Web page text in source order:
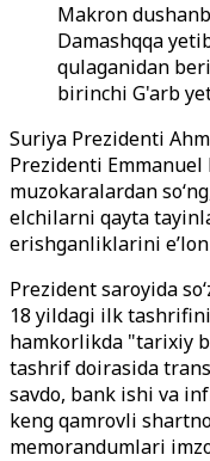
Makron
Damashqqa
qulaganidan
birinchi G'arb
Suriya Prezidenti
Prezidenti
muzokaralardan
elchilarni qayta
erishganliklarini
Prezident saroyida
18 yildagi ilk
hamkorlikda "tarixiy
tashrif doirasida
savdo, bank ishi va
keng qamrovli
memorandumlari